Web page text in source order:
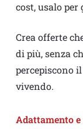
cost, usalo per
Crea offerte
di più, senza
percepiscono
vivendo.
Adattamento